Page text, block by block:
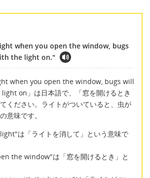
when you open the window, bugs
the light on."
when you open the window, bugs will
on」は日本語で、「窓を開けるとき
ください。ライトがついていると、虫が
意味です。
は「ライトを消して」という意味で
the window"は「窓を開けるとき」と